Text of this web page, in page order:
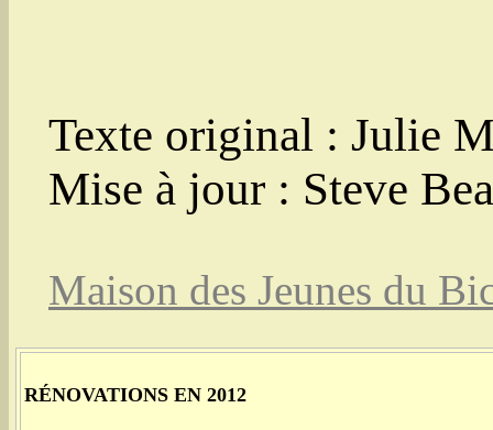
Texte original : Julie
Mise à jour : Steve
Maison des Jeunes du
RÉNOVATIONS EN 2012